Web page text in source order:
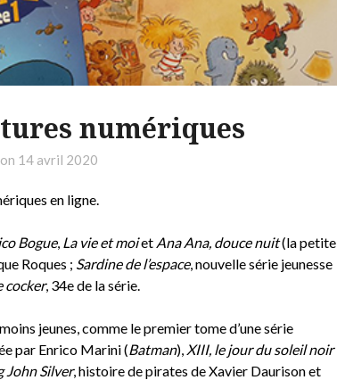
numériques
14 avril 2020
en ligne.
Bogue, La vie et moiet Ana Ana, douce nuit(la petite
Roques ; Sardine de l’espace, nouvelle série jeunesse
cocker, 34e de la série.
jeunes, comme le premier tome d’une série
par Enrico Marini (Batman), XIII, le jour du soleil noir
John Silver, histoire de pirates de Xavier Daurison et